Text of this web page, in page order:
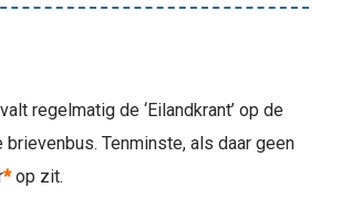
regelmatig de ‘Eilandkrant’ op de
brievenbus. Tenminste, als daar geen
*op zit.